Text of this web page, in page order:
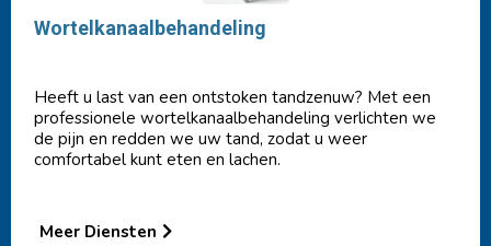
Wortelkanaalbehandeling
Heeft u last van een ontstoken tandzenuw? Met een
professionele wortelkanaalbehandeling verlichten we
de pijn en redden we uw tand, zodat u weer
comfortabel kunt eten en lachen.
Meer Diensten